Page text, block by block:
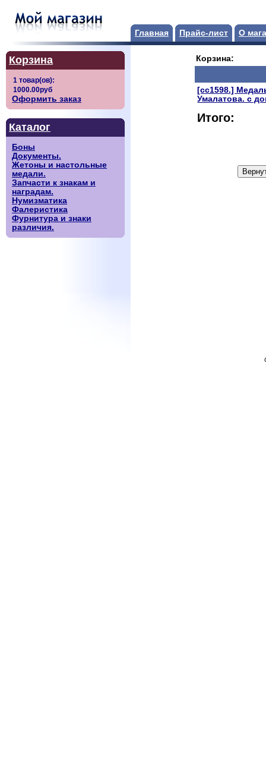
Главная Прайс-лист О
Корзина
Оформить заказ
Каталог
Боны
Документы.
Жетоны и настольные
медали.
Запчасти к знакам и
наградам.
Нумизматика
Фалеристика
Фурнитура и знаки
различия.
Корзина:
[сс1598.]
Умалатова. с
Итого: